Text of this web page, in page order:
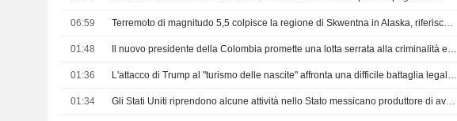
06:59 Terremoto di magnitudo 5,5 colpisce la regione di Skwentna in Alaska, riferisce l'USGS
01:48 Il nuovo presidente della Colombia promette una lotta serrata alla criminalità e austerità fiscale nel discorso di insediamento
01:36 L'attacco di Trump al "turismo delle nascite" affronta una difficile battaglia legale dopo la sentenza della Corte Suprema
01:34 Gli Stati Uniti riprendono alcune attività nello Stato messicano produttore di avocado